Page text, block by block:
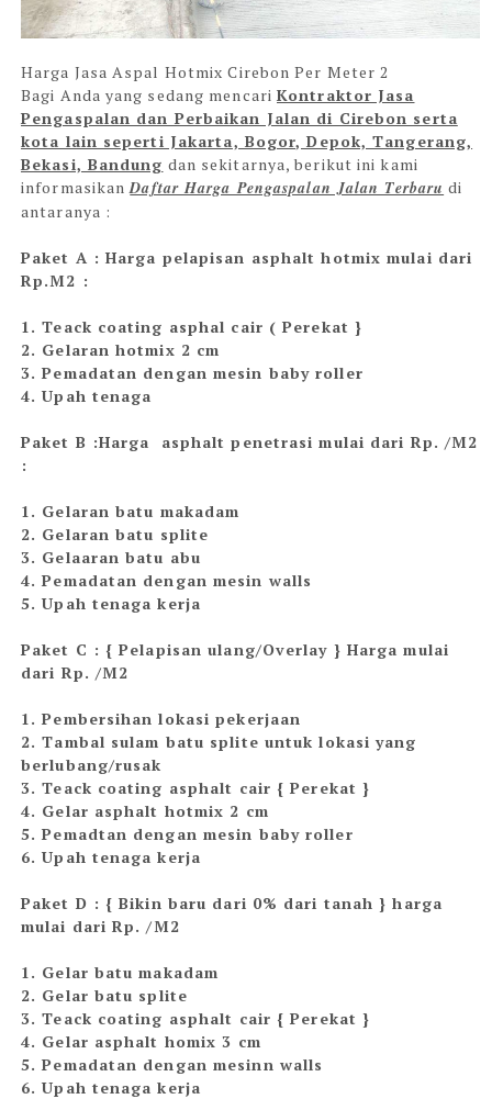
Harga Jasa Aspal Hotmix Cirebon Per Meter 2
Bagi Anda yang sedang mencari Kontraktor Jasa
Pengaspalan dan Perbaikan Jalan di Cirebon serta
kota lain seperti Jakarta, Bogor, Depok, Tangerang,
Bekasi, Bandung dan sekitarnya, berikut ini kami
informasikanDaftar Harga Pengaspalan Jalan Terbaru di
antaranya :
Paket A : Harga pelapisan asphalt hotmix mulai dari
Rp.M2 :
1. Teack coating asphal cair ( Perekat }
2. Gelaran hotmix 2 cm
3. Pemadatan dengan mesin baby roller
4. Upah tenaga
Paket B :Harga asphalt penetrasi mulai dari Rp. /M2
:
1. Gelaran batu makadam
2. Gelaran batu splite
3. Gelaaran batu abu
4. Pemadatan dengan mesin walls
5. Upah tenaga kerja
Paket C : { Pelapisan ulang/Overlay } Harga mulai
dari Rp. /M2
1. Pembersihan lokasi pekerjaan
2. Tambal sulam batu splite untuk lokasi yang
berlubang/rusak
3. Teack coating asphalt cair { Perekat }
4. Gelar asphalt hotmix 2 cm
5. Pemadtan dengan mesin baby roller
6. Upah tenaga kerja
Paket D : { Bikin baru dari 0% dari tanah } harga
mulai dari Rp. /M2
1. Gelar batu makadam
2. Gelar batu splite
3. Teack coating asphalt cair { Perekat }
4. Gelar asphalt homix 3 cm
5. Pemadatan dengan mesinn walls
6. Upah tenaga kerja